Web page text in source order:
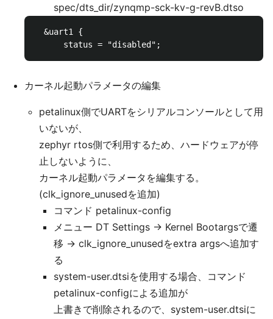
spec/dts_dir/zynqmp-sck-kv-g-revB.dtso
  &uart1 {
カーネル起動パラメータの編集
petalinux側でUARTをシリアルコンソールとして用
いないが、
zephyr rtos側で利用するため、ハードウェアが停
止しないように、
カーネル起動パラメータを編集する。
(clk_ignore_unusedを追加)
コマンド petalinux-config
メニュー DT Settings → Kernel Bootargsで遷
移 → clk_ignore_unusedをextra argsへ追加す
る
system-user.dtsiを使用する場合、コマンド
petalinux-configによる追加が
上書きで削除されるので、system-user.dtsiに